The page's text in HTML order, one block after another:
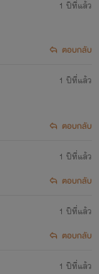
1 ปีที่แล้ว
ตอบกลับ
1 ปีที่แล้ว
ตอบกลับ
1 ปีที่แล้ว
ตอบกลับ
1 ปีที่แล้ว
ตอบกลับ
1 ปีที่แล้ว